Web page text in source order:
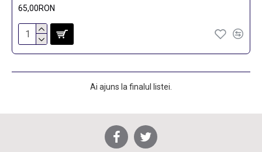
65,00RON
Ai ajuns la finalul listei.